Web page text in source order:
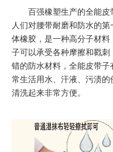
百强橡塑生产的全能皮
人们对腰带耐磨和防水的
体橡胶，是一种高分子材
子可以承受各种摩擦和戳
错的防水材料，全能皮带子
常生活用水、汗液、污渍的
清洗起来非常方便。